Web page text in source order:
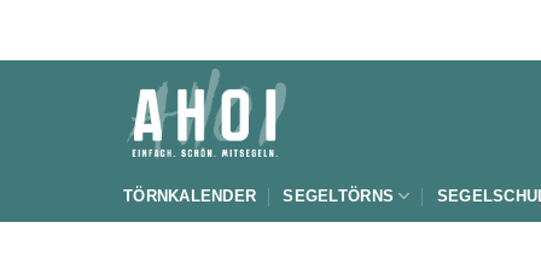
TÖRNKALENDER SEGELTÖRNS